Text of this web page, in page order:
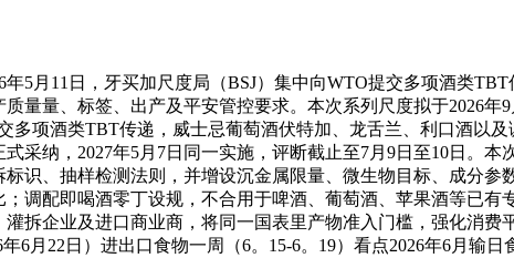
月11日，牙买加尺度局（BSJ）集中向WTO提交多项酒类
量、标签、出产及平安管控要求。本次系列尺度拟于2026年9
多项酒类TBT传递，威士忌葡萄酒伏特加、龙舌兰、利口酒以
采纳，2027年5月7日同一实施，评断截止至7月9日至10日。
识、抽样检测法则，并增设沉金属限量、微生物目标、成分参
调配即喝酒零丁设规，不合用于啤酒、葡萄酒、苹果酒等已有
拆企业及进口商业商，将同一国表里产物准入门槛，强化消费
6月22日）进出口食物一周（6。15-6。19）看点2026年6月输